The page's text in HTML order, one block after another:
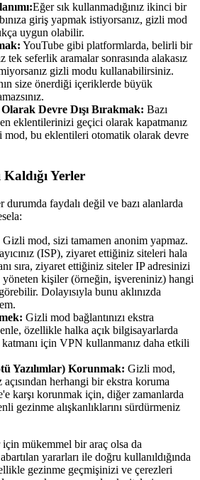
Eğer sık kullanmadığınız ikinci bir
giriş yapmak istiyorsanız, gizli mod
uygun olabilir.
YouTube gibi platformlarda, belirli bir
tek seferlik aramalar sonrasında alakasız
gizli modu kullanabilirsiniz.
size önerdiği içeriklerde büyük
Devre Dışı Bırakmak: Bazı
eklentilerinizi geçici olarak kapatmanız
mod, bu eklentileri otomatik olarak devre
Yerler
faydalı değil ve bazı alanlarda
Gizli mod, sizi tamamen anonim yapmaz.
(ISP), ziyaret ettiğiniz siteleri hala
sıra, ziyaret ettiğiniz siteler IP adresinizi
yöneten kişiler (örneğin, işvereniniz) hangi
Dolayısıyla bunu aklınızda
Gizli mod bağlantınızı ekstra
özellikle halka açık bilgisayarlarda
için VPN kullanmanız daha etkili
Yazılımlar) Korunmak: Gizli mod,
herhangi bir ekstra koruma
karşı korunmak için, diğer zamanlarda
gezinme alışkanlıklarını sürdürmeniz
mükemmel bir araç olsa da
yararları ile doğru kullanıldığında
gezinme geçmişinizi ve çerezleri